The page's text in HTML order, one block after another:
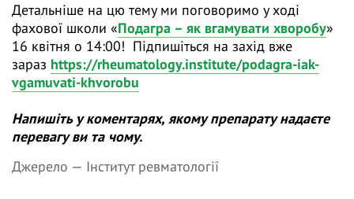
Детальніше на цю тему ми поговоримо у ході
фахової школи «Подагра – як вгамувати хворобу»
16 квітня о 14:00! Підпишіться на захід вже
зараз https://rheumatology.institute/podagra-iak-
vgamuvati-khvorobu
Напишіть у коментарях, якому препарату надаєте
перевагу ви та чому.
Джерело — Інститут ревматології